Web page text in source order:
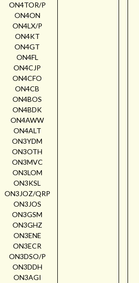
ON4TOR/P
ON4ON
ON4LX/P
ON4KT
ON4GT
ON4FL
ON4CJP
ON4CFO
ON4CB
ON4BOS
ON4BDK
ON4AWW
ON4ALT
ON3YDM
ON3OTH
ON3MVC
ON3LOM
ON3KSL
ON3JOZ/QRP
ON3JOS
ON3GSM
ON3GHZ
ON3ENE
ON3ECR
ON3DSO/P
ON3DDH
ON3AGI